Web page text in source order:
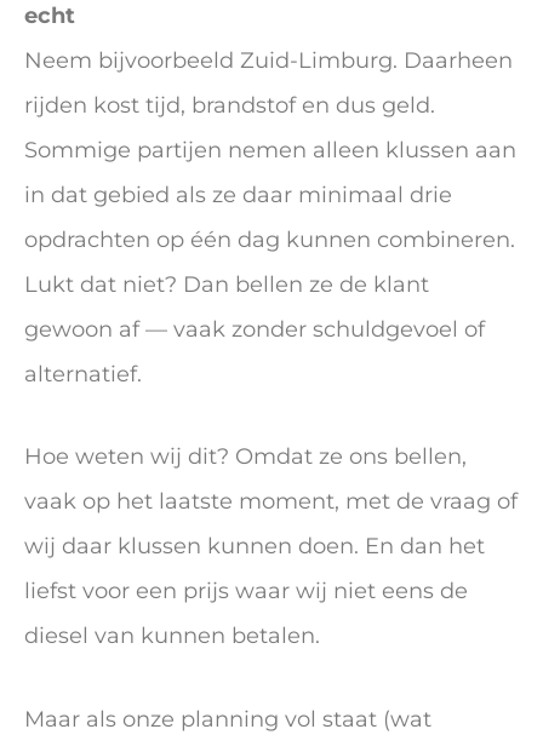
echt
Neem bijvoorbeeld Zuid-Limburg. Daarheen
rijden kost tijd, brandstof en dus geld.
Sommige partijen nemen alleen klussen aan
in dat gebied als ze daar minimaal drie
opdrachten op één dag kunnen combineren.
Lukt dat niet? Dan bellen ze de klant
gewoon af — vaak zonder schuldgevoel of
alternatief.
Hoe weten wij dit? Omdat ze ons bellen,
vaak op het laatste moment, met de vraag of
wij daar klussen kunnen doen. En dan het
liefst voor een prijs waar wij niet eens de
diesel van kunnen betalen.
Maar als onze planning vol staat (wat